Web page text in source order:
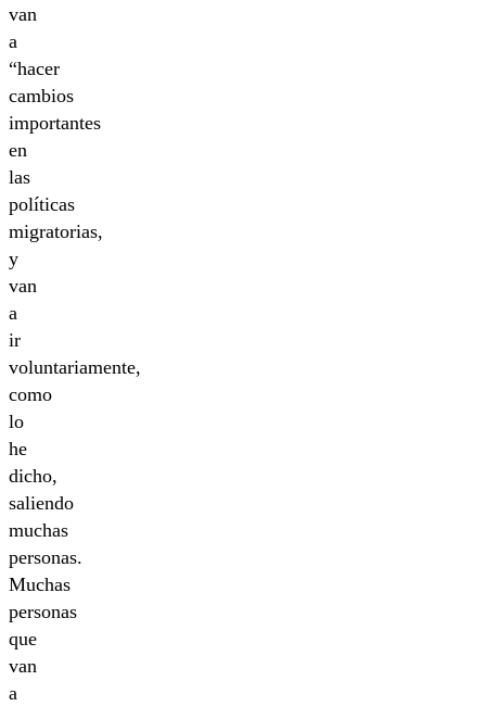
van
a
“hacer
cambios
importantes
en
las
políticas
migratorias,
y
van
a
ir
voluntariamente,
como
lo
he
dicho,
saliendo
muchas
personas.
Muchas
personas
que
van
a